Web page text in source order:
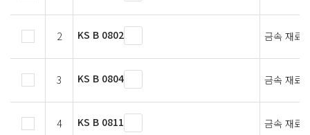
2 KS B 0802 금속 재료
3 KS B 0804 금속 재료
4 KS B 0811 금속 재료